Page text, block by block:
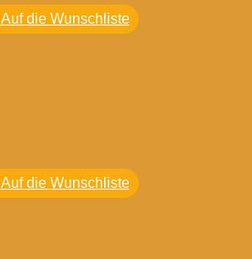
Auf die Wunschliste
Auf die Wunschliste